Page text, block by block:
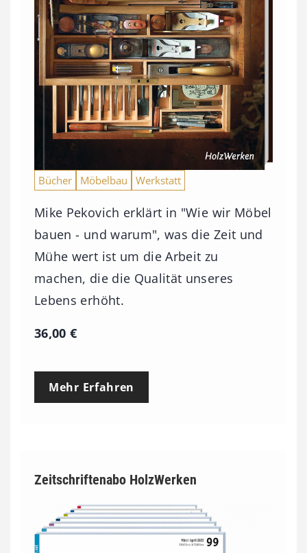
Bücher Möbelbau Werkstatt
Mike Pekovich erklärt in "Wie wir Möbel
bauen - und warum", was die Zeit und
Mühe wert ist um die Arbeit zu
machen, die die Qualität unseres
Lebens erhöht.
36,00€
Mehr Erfahren
Zeitschriftenabo HolzWerken